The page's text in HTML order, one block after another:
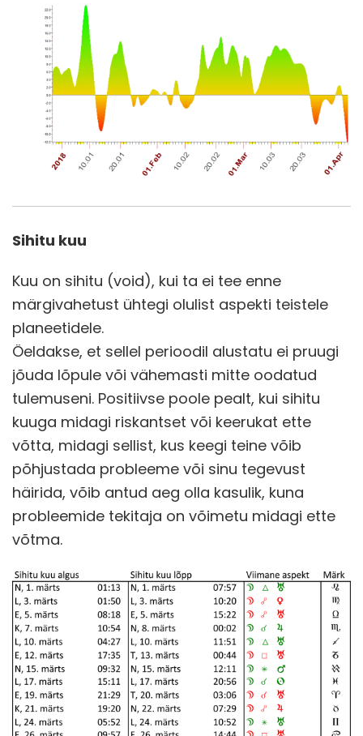
Sihitu kuu
Kuu on sihitu (void), kui ta ei tee enne
märgivahetust ühtegi olulist aspekti teistele
planeetidele.
Öeldakse, et sellel perioodil alustatu ei pruugi
jõuda lõpule või vähemasti mitte oodatud
tulemuseni. Positiivse poole pealt, kui sihitu
kuuga midagi riskantset või keerukat ette
võtta, midagi sellist, kus keegi teine võib
põhjustada probleeme või sinu tegevust
häirida, võib antud aeg olla kasulik, kuna
probleemide tekitaja on võimetu midagi ette
võtma.